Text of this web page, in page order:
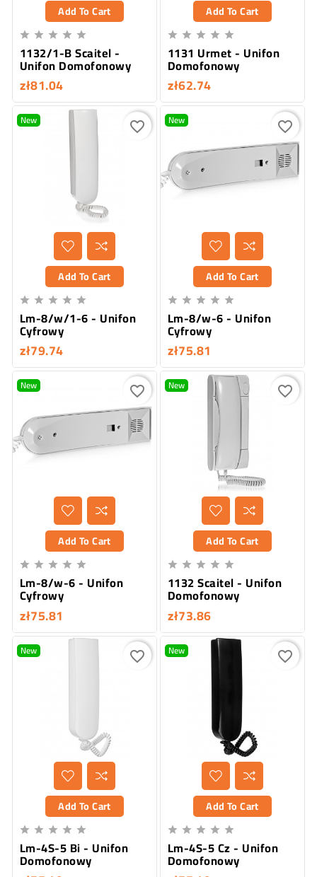
Add To Cart
    
1132/1-B Scaitel -
Unifon Domofonowy
zł81.04
Add To Cart
    
1131 Urmet - Unifon
Domofonowy
zł62.74
New
Add To Cart
    
Lm-8/w/1-6 - Unifon
Cyfrowy
zł79.74
favorite_border New
Add To Cart
    
Lm-8/w-6 - Unifon
Cyfrowy
zł75.81
favorite_border
New
Add To Cart
    
Lm-8/w-6 - Unifon
Cyfrowy
zł75.81
favorite_border New
Add To Cart
    
1132 Scaitel - Unifon
Domofonowy
zł73.86
favorite_border
New
Add To Cart
    
Lm-4S-5 Bi - Unifon
Domofonowy
favorite_border New
Add To Cart
    
Lm-4S-5 Cz - Unifon
Domofonowy
favorite_border